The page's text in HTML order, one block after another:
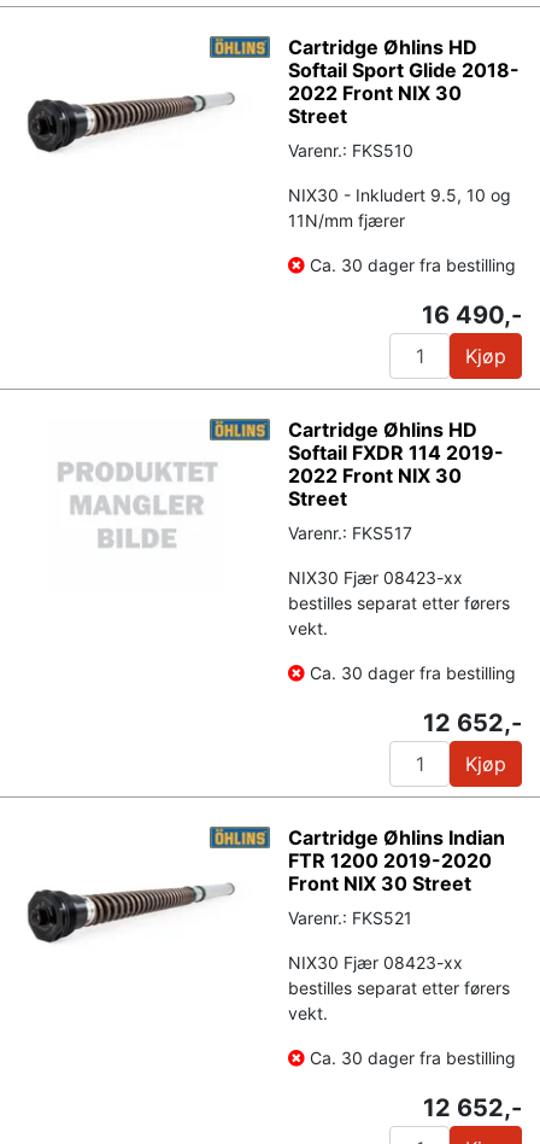
Cartridge Øhlins HD
Softail Sport Glide 2018-
2022 Front NIX 30
Street
Varenr.: FKS510
NIX30 - Inkludert 9.5, 10 og
11N/mm fjærer
Ca. 30 dager fra bestilling
16 490,-
Kjøp
Cartridge Øhlins HD
Softail FXDR 114 2019-
2022 Front NIX 30
Street
Varenr.: FKS517
NIX30 Fjær 08423-xx
bestilles separat etter førers
vekt.
Ca. 30 dager fra bestilling
12 652,-
Kjøp
Cartridge Øhlins Indian
FTR 1200 2019-2020
Front NIX 30 Street
Varenr.: FKS521
NIX30 Fjær 08423-xx
bestilles separat etter førers
vekt.
Ca. 30 dager fra bestilling
12 652,-